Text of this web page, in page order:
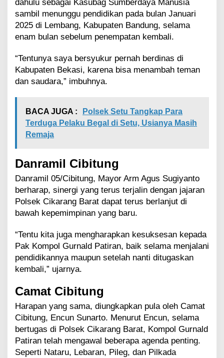
dahulu sebagai Kasubag Sumberdaya Manusia
sambil menunggu pendidikan pada bulan Januari
2025 di Lembang, Kabupaten Bandung, selama
enam bulan sebelum penempatan kembali.
“Tentunya saya bersyukur pernah berdinas di
Kabupaten Bekasi, karena bisa menambah teman
dan saudara,” imbuhnya.
BACA JUGA :
Polsek Setu Tangkap Para
Terduga Pelaku Begal di Setu, Usianya Masih
Remaja
Danramil Cibitung
Danramil 05/Cibitung, Mayor Arm Agus Sugiyanto
berharap, sinergi yang terus terjalin dengan jajaran
Polsek Cikarang Barat dapat terus berlanjut di
bawah kepemimpinan yang baru.
“Tentu kita juga mengharapkan kesuksesan kepada
Pak Kompol Gurnald Patiran, baik selama menjalani
pendidikannya maupun setelah nanti ditugaskan
kembali,” ujarnya.
Camat Cibitung
Harapan yang sama, diungkapkan pula oleh Camat
Cibitung, Encun Sunarto. Menurut Encun, selama
bertugas di Polsek Cikarang Barat, Kompol Gurnald
Patiran telah mengawal beberapa agenda penting.
Seperti Nataru, Lebaran, Pileg, dan Pilkada